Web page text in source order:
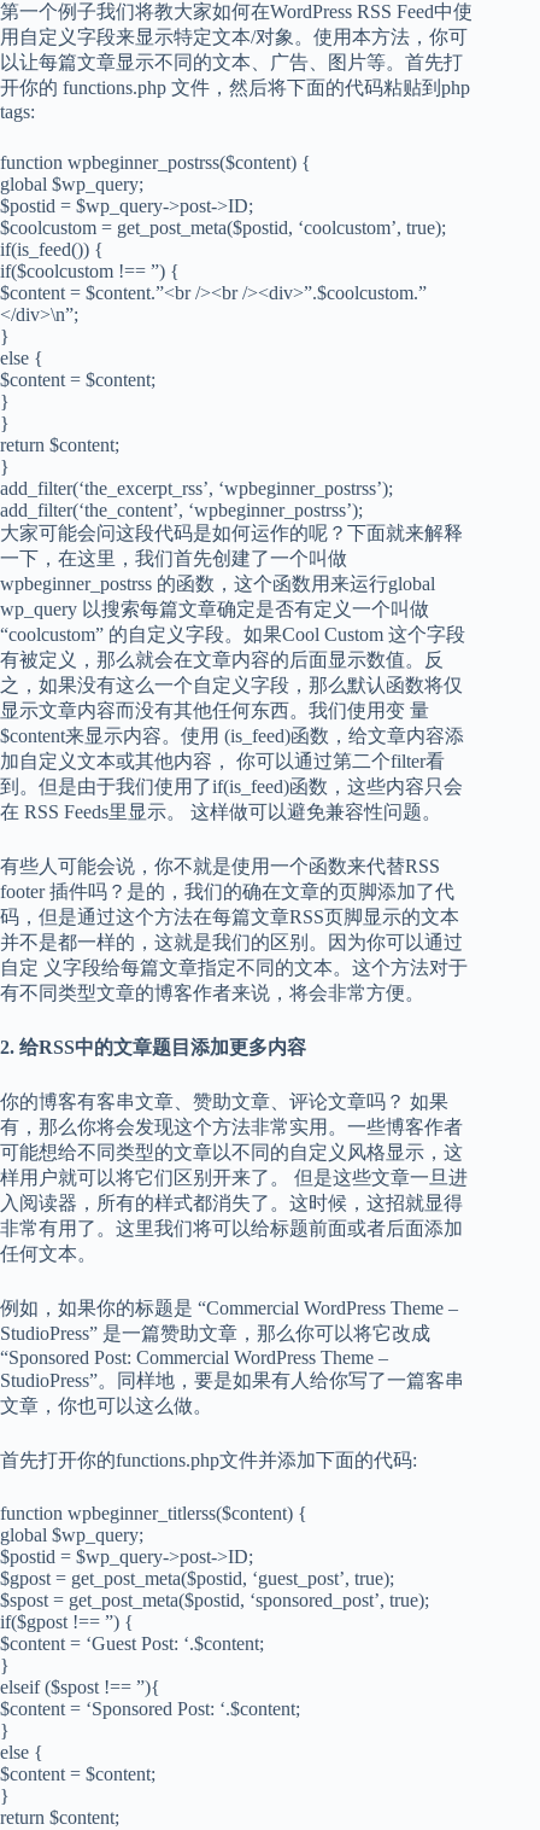
第一个例子我们将教大家如何在WordPress RSS Feed中使
用自定义字段来显示特定文本/对象。使用本方法，你可
以让每篇文章显示不同的文本、广告、图片等。首先打
开你的 functions.php 文件，然后将下面的代码粘贴到php
tags:
function wpbeginner_postrss($content) {
global $wp_query;
$postid = $wp_query->post->ID;
$coolcustom = get_post_meta($postid, ‘coolcustom’, true);
if(is_feed()) {
if($coolcustom !== ”) {
$content = $content.”<br /><br /><div>”.$coolcustom.”
</div>\n”;
}
else {
$content = $content;
}
}
return $content;
}
add_filter(‘the_excerpt_rss’, ‘wpbeginner_postrss’);
add_filter(‘the_content’, ‘wpbeginner_postrss’);
大家可能会问这段代码是如何运作的呢？下面就来解释
一下，在这里，我们首先创建了一个叫做
wpbeginner_postrss 的函数，这个函数用来运行global
wp_query 以搜索每篇文章确定是否有定义一个叫做
“coolcustom” 的自定义字段。如果Cool Custom 这个字段
有被定义，那么就会在文章内容的后面显示数值。反
之，如果没有这么一个自定义字段，那么默认函数将仅
显示文章内容而没有其他任何东西。我们使用变 量
$content来显示内容。使用 (is_feed)函数，给文章内容添
加自定义文本或其他内容， 你可以通过第二个filter看
到。但是由于我们使用了if(is_feed)函数，这些内容只会
在 RSS Feeds里显示。 这样做可以避免兼容性问题。
有些人可能会说，你不就是使用一个函数来代替RSS
footer 插件吗？是的，我们的确在文章的页脚添加了代
码，但是通过这个方法在每篇文章RSS页脚显示的文本
并不是都一样的，这就是我们的区别。因为你可以通过
自定 义字段给每篇文章指定不同的文本。这个方法对于
有不同类型文章的博客作者来说，将会非常方便。
2. 给RSS中的文章题目添加更多内容
你的博客有客串文章、赞助文章、评论文章吗？ 如果
有，那么你将会发现这个方法非常实用。一些博客作者
可能想给不同类型的文章以不同的自定义风格显示，这
样用户就可以将它们区别开来了。 但是这些文章一旦进
入阅读器，所有的样式都消失了。这时候，这招就显得
非常有用了。这里我们将可以给标题前面或者后面添加
任何文本。
例如，如果你的标题是 “Commercial WordPress Theme –
StudioPress” 是一篇赞助文章，那么你可以将它改成
“Sponsored Post: Commercial WordPress Theme –
StudioPress”。同样地，要是如果有人给你写了一篇客串
文章，你也可以这么做。
首先打开你的functions.php文件并添加下面的代码:
function wpbeginner_titlerss($content) {
global $wp_query;
$postid = $wp_query->post->ID;
$gpost = get_post_meta($postid, ‘guest_post’, true);
$spost = get_post_meta($postid, ‘sponsored_post’, true);
if($gpost !== ”) {
$content = ‘Guest Post: ‘.$content;
}
elseif ($spost !== ”){
$content = ‘Sponsored Post: ‘.$content;
}
else {
$content = $content;
}
return $content;